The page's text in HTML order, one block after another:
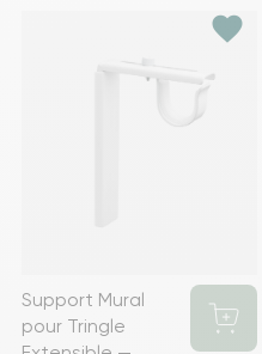
favorite
Support Mural
pour Tringle